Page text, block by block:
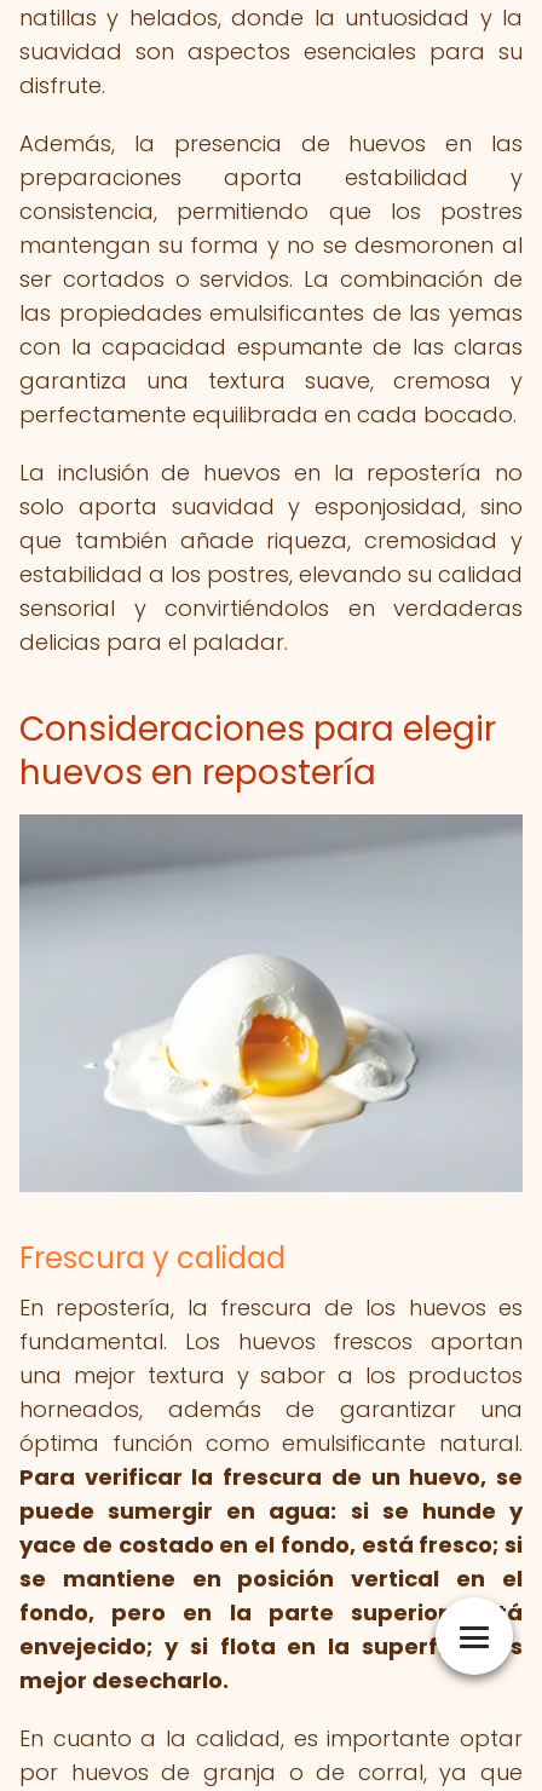
natillas y helados, donde la untuosidad y la
suavidad son aspectos esenciales para su
disfrute.
Además, la presencia de huevos en las
preparaciones aporta estabilidad y
consistencia, permitiendo que los postres
mantengan su forma y no se desmoronen al
ser cortados o servidos. La combinación de
las propiedades emulsificantes de las yemas
con la capacidad espumante de las claras
garantiza una textura suave, cremosa y
perfectamente equilibrada en cada bocado.
La inclusión de huevos en la repostería no
solo aporta suavidad y esponjosidad, sino
que también añade riqueza, cremosidad y
estabilidad a los postres, elevando su calidad
sensorial y convirtiéndolos en verdaderas
delicias para el paladar.
Consideraciones para elegir
huevos en repostería
Frescura y calidad
En repostería, la frescura de los huevos es
fundamental. Los huevos frescos aportan
una mejor textura y sabor a los productos
horneados, además de garantizar una
óptima función como emulsificante natural.
Para verificar la frescura de un huevo, se
puede sumergir en agua: si se hunde y
yace de costado en el fondo, está fresco; si
se mantiene en posición vertical en el
fondo, pero en la parte superior, está
envejecido; y si flota en la superficie, es
mejor desecharlo.
En cuanto a la calidad, es importante optar
por huevos de granja o de corral, ya que